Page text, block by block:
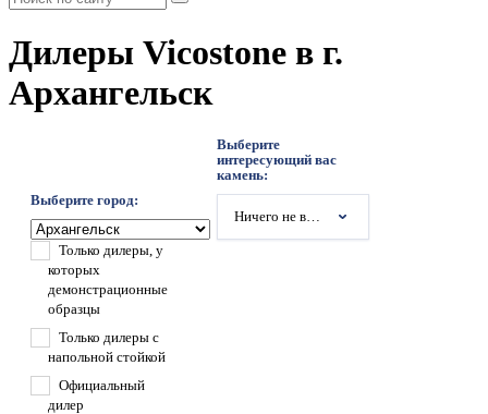
Дилеры Vicostone в г.
Архангельск
Выберите город:
Выберите
интересующий вас
камень:
Ничего не выбрано
Только дилеры, у
которых
демонстрационные
образцы
Только дилеры с
напольной стойкой
Официальный
дилер